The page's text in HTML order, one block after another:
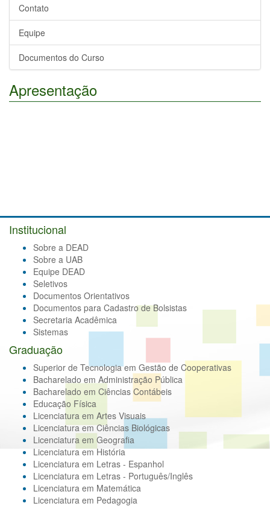
Contato
Equipe
Documentos do Curso
Apresentação
Institucional
Sobre a DEAD
Sobre a UAB
Equipe DEAD
Seletivos
Documentos Orientativos
Documentos para Cadastro de Bolsistas
Secretaria Acadêmica
Sistemas
Graduação
Superior de Tecnologia em Gestão de Cooperativas
Bacharelado em Administração Pública
Bacharelado em Ciências Contábeis
Educação Física
Licenciatura em Artes Visuais
Licenciatura em Ciências Biológicas
Licenciatura em Geografia
Licenciatura em História
Licenciatura em Letras - Espanhol
Licenciatura em Letras - Português/Inglês
Licenciatura em Matemática
Licenciatura em Pedagogia